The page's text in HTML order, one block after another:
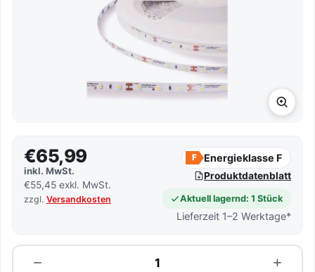
€65,99
inkl. MwSt.
€55,45 exkl. MwSt.
zzgl. Versandkosten
F Energieklasse F
Produktdatenblatt
Aktuell lagernd: 1 Stück
Lieferzeit 1–2 Werktage*
−
Menge +